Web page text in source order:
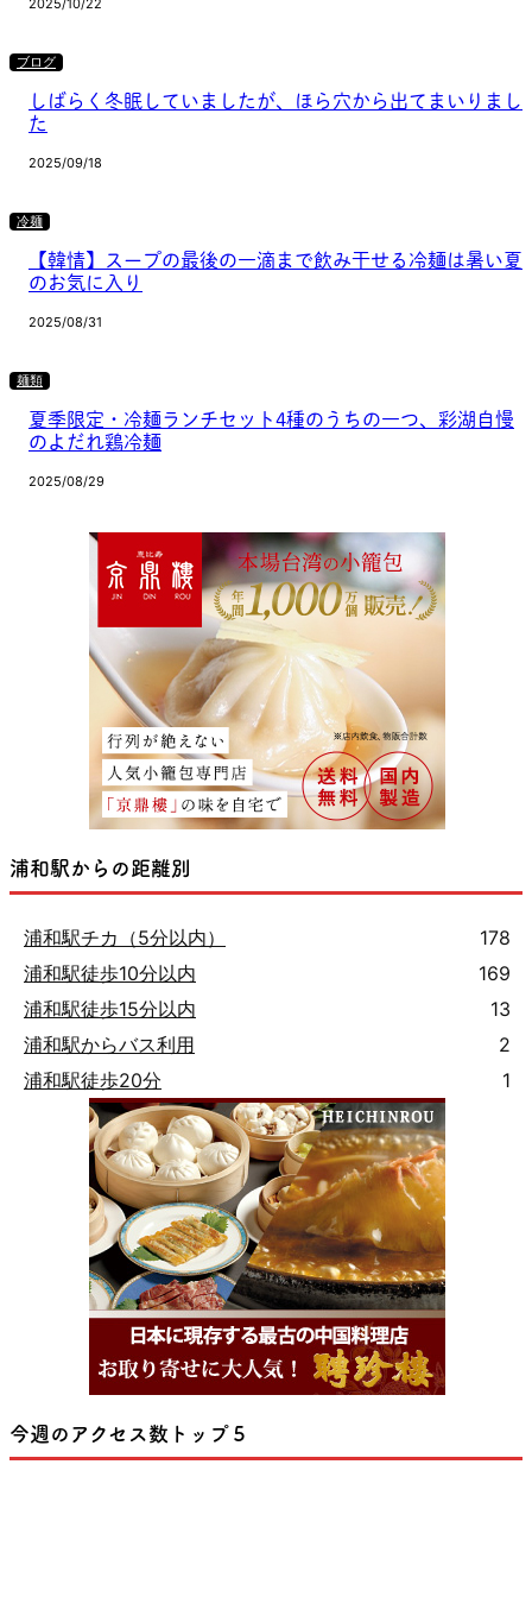
2025/10/22
ブログ
しばらく冬眠していましたが、ほら穴から出てまいりまし
た
2025/09/18
冷麺
【韓情】スープの最後の一滴まで飲み干せる冷麺は暑い夏
のお気に入り
2025/08/31
麺類
夏季限定・冷麺ランチセット4種のうちの一つ、彩湖自慢
のよだれ鶏冷麺
2025/08/29
浦和駅からの距離別
浦和駅チカ（5分以内）
178
浦和駅徒歩10分以内
169
浦和駅徒歩15分以内
13
浦和駅からバス利用
2
浦和駅徒歩20分
1
今週のアクセス数トップ５